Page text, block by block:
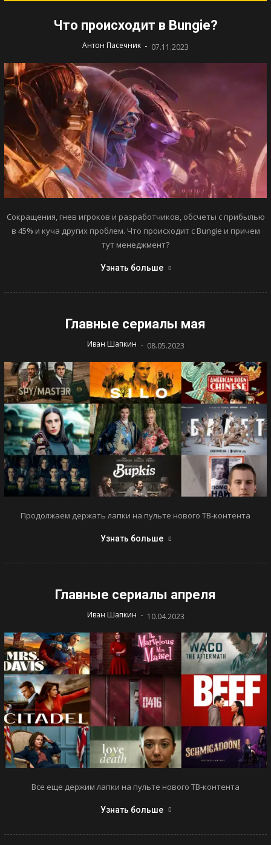
Что происходит в Bungie?
Антон Пасечник - 07.11.2023
Сокращения, гнев игроков и разработчиков, обсчеты с прибылью
в 45% и куча других проблем. Что происходит с Bungie и причем
тут менеджмент?
Узнать больше
Главные сериалы мая
Иван Шапкин - 08.05.2023
Продолжаем держать лапки на пульте нового ТВ-контента
Узнать больше
Главные сериалы апреля
Иван Шапкин - 10.04.2023
Все еще держим лапки на пульте нового ТВ-контента
Узнать больше